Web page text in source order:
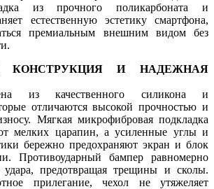
из прочного поликарбоната и
естественную эстетику смартфона,
премиальным внешним видом без
КОНСТРУКЦИЯ И НАДЕЖНАЯ
из качественного силикона и
отличаются высокой прочностью и
Мягкая микрофибровая подкладка
мелких царапин, а усиленные углы и
бережно предохраняют экран и блок
Противоударный бампер равномерно
удара, предотвращая трещины и сколы.
прилегание, чехол не утяжеляет